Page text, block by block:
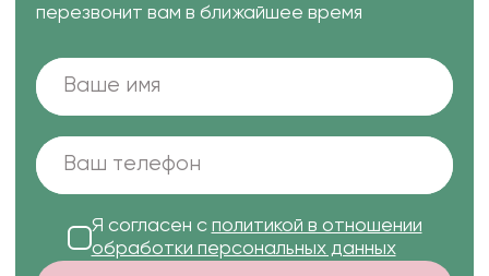
перезвонит вам в ближайшее время
Я согласен с политикой в отношении
обработки персональных данных